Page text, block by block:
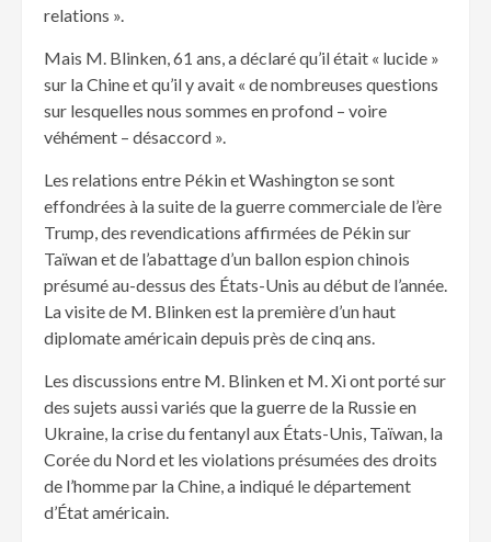
relations ».
Mais M. Blinken, 61 ans, a déclaré qu’il était « lucide »
sur la Chine et qu’il y avait « de nombreuses questions
sur lesquelles nous sommes en profond – voire
véhément – désaccord ».
Les relations entre Pékin et Washington se sont
effondrées à la suite de la guerre commerciale de l’ère
Trump, des revendications affirmées de Pékin sur
Taïwan et de l’abattage d’un ballon espion chinois
présumé au-dessus des États-Unis au début de l’année.
La visite de M. Blinken est la première d’un haut
diplomate américain depuis près de cinq ans.
Les discussions entre M. Blinken et M. Xi ont porté sur
des sujets aussi variés que la guerre de la Russie en
Ukraine, la crise du fentanyl aux États-Unis, Taïwan, la
Corée du Nord et les violations présumées des droits
de l’homme par la Chine, a indiqué le département
d’État américain.